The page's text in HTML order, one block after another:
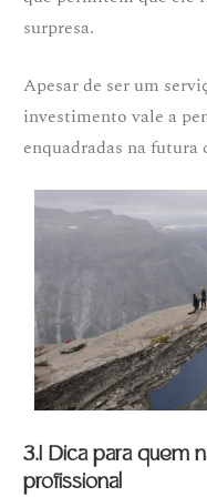
surpresa.
Apesar de ser um
investimento vale a
enquadradas na futura
3.1 Dica para quem
profissional